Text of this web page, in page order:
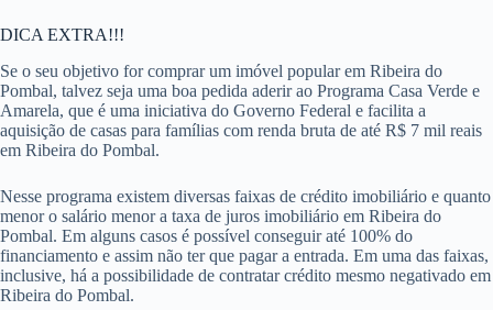
DICA EXTRA!!!
Se o seu objetivo for comprar um imóvel popular em Ribeira do
Pombal, talvez seja uma boa pedida aderir ao Programa Casa Verde e
Amarela, que é uma iniciativa do Governo Federal e facilita a
aquisição de casas para famílias com renda bruta de até R$ 7 mil reais
em Ribeira do Pombal.
Nesse programa existem diversas faixas de crédito imobiliário e quanto
menor o salário menor a taxa de juros imobiliário em Ribeira do
Pombal. Em alguns casos é possível conseguir até 100% do
financiamento e assim não ter que pagar a entrada. Em uma das faixas,
inclusive, há a possibilidade de contratar crédito mesmo negativado em
Ribeira do Pombal.